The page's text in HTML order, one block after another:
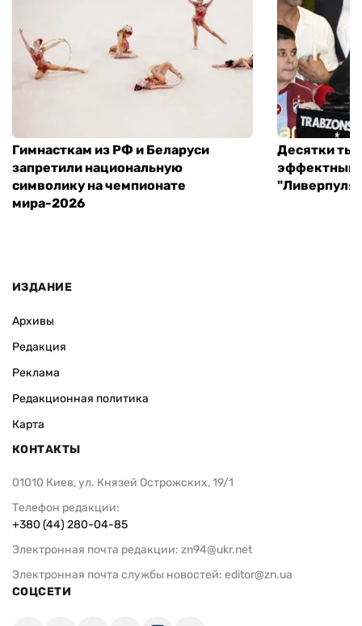
Гимнасткам из РФ и Беларуси
запретили национальную
символику на чемпионате
мира-2026
Десятки
эффектный
ИЗДАНИЕ
Архивы
Редакция
Реклама
Редакционная политика
Карта
КОНТАКТЫ
01010 Киев, ул. Князей Острожских, 19/1
Телефон редакции:
+380 (44) 280-04-85
Электронная почта редакции: zn94@ukr.net
Электронная почта службы новостей: editor@zn.ua
СОЦСЕТИ